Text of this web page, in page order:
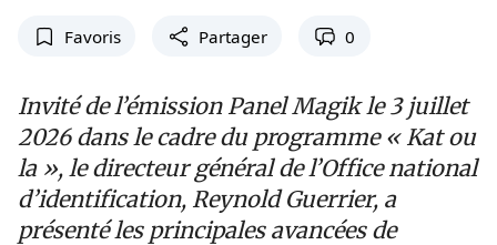
Favoris Partager 0
Invité de l’émission Panel Magik le 3 juillet
2026 dans le cadre du programme « Kat ou
la », le directeur général de l’Office national
d’identification, Reynold Guerrier, a
présenté les principales avancées de